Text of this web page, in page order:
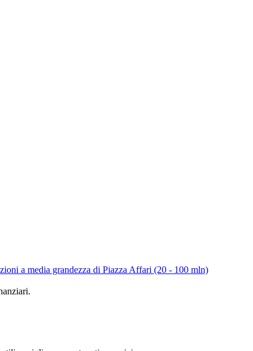
a media grandezza di Piazza Affari (20 - 100 mln)